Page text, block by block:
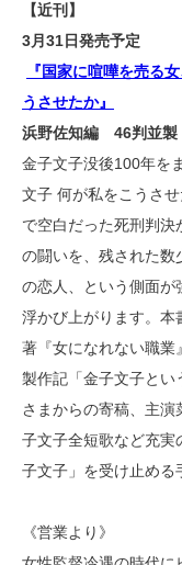
【近刊】
3月31日発売予定
『国家に喧嘩を売る
うさせたか』
浜野佐知編 46判並
金子文子没後100年を
文子 何が私をこうさ
で空白だった死刑判
の闘いを、残された数
の恋⼈、という側⾯が
浮かび上がります。本
著『女になれない職業
製作記「金子文子とい
さまからの寄稿、主
子文子全短歌など充実
子文子」を受け止める
《営業より》